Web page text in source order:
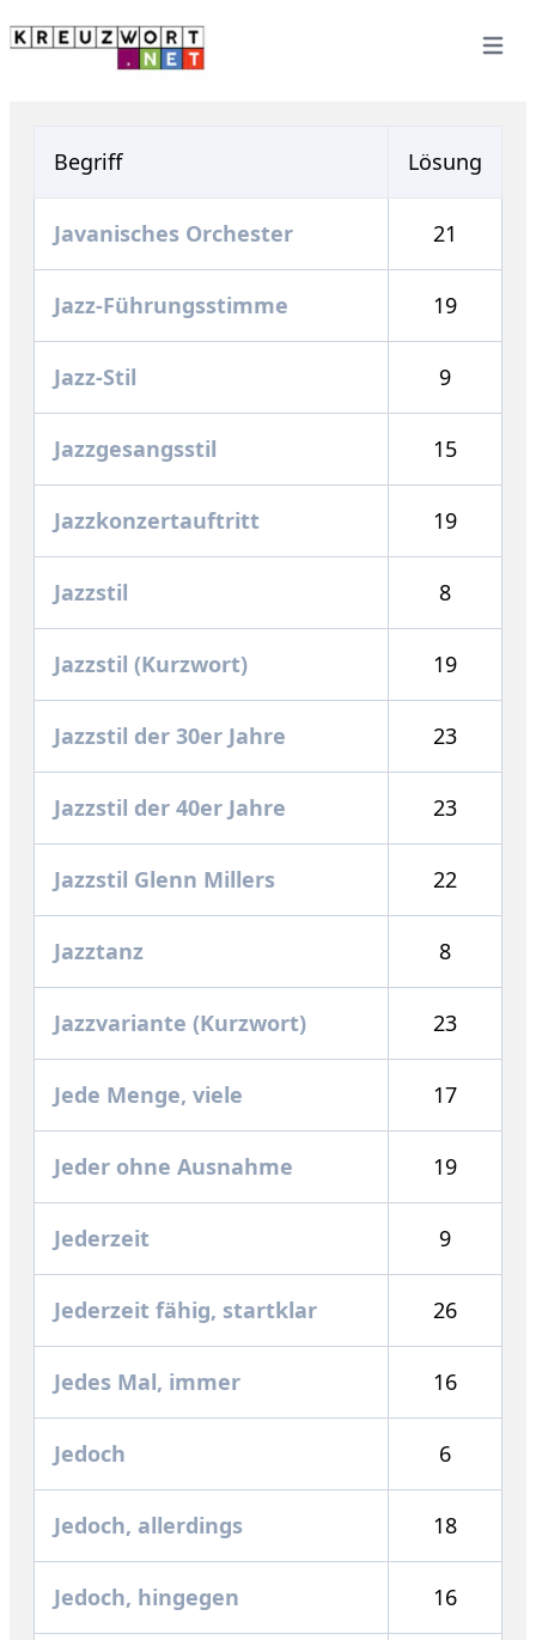
Open
Begriff Lösung
Javanisches Orchester 21
Jazz-Führungsstimme 19
Jazz-Stil 9
Jazzgesangsstil 15
Jazzkonzertauftritt 19
Jazzstil 8
Jazzstil (Kurzwort) 19
Jazzstil der 30er Jahre 23
Jazzstil der 40er Jahre 23
Jazzstil Glenn Millers 22
Jazztanz 8
Jazzvariante (Kurzwort) 23
Jede Menge, viele 17
Jeder ohne Ausnahme 19
Jederzeit 9
Jederzeit fähig, startklar 26
Jedes Mal, immer 16
Jedoch 6
Jedoch, allerdings 18
Jedoch, hingegen 16